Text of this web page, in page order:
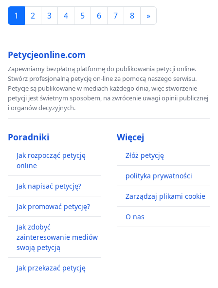
1 2 3 4 5 6 7 8 »
Petycjeonline.com
Zapewniamy bezpłatną platformę do publikowania petycji online.
Stwórz profesjonalną petycję on-line za pomocą naszego serwisu.
Petycje są publikowane w mediach każdego dnia, więc stworzenie
petycji jest świetnym sposobem, na zwrócenie uwagi opinii publicznej
i organów decyzyjnych.
Poradniki
Jak rozpocząć petycję
online
Jak napisać petycję?
Jak promować petycję?
Jak zdobyć
zainteresowanie mediów
swoją petycją
Jak przekazać petycję
Więcej
Złóż petycję
polityka prywatności
Zarządzaj plikami cookie
O nas